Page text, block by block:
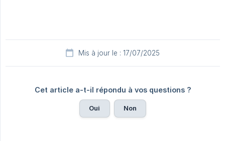
Mis à jour le : 17/07/2025
Cet article a-t-il répondu à vos questions ?
Oui Non